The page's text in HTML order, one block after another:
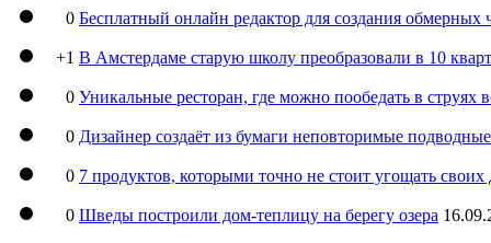
0 Бесплатный онлайн редактор для создания обмерных
+1 В Амстердаме старую школу преобразовали в 10
0 Уникальные ресторан, где можно пообедать в струях
0 Дизайнер создаёт из бумаги неповторимые
0 7 продуктов, которыми точно не стоит угощать
0 Шведы построили дом-теплицу на берегу озера